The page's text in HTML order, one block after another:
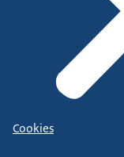
Cookies